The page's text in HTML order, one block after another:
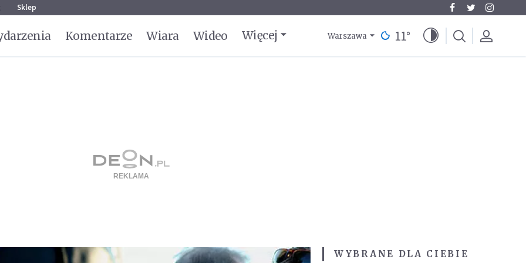
Sklep
Komentarze Wiara Wideo Więcej Warszawa 11°
WYBRANE DLA CIEBIE